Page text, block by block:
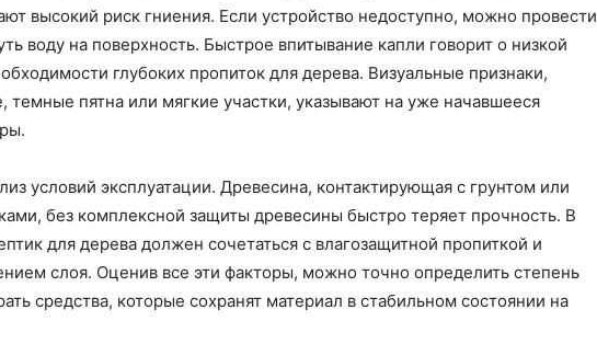
высокий риск гниения. Если устройство недоступно, можно провести
воду на поверхность. Быстрое впитывание капли говорит о низкой
глубоких пропиток для дерева. Визуальные признаки,
темные пятна или мягкие участки, указывают на уже начавшееся
условий эксплуатации. Древесина, контактирующая с грунтом или
без комплексной защиты древесины быстро теряет прочность. В
для дерева должен сочетаться с влагозащитной пропиткой и
слоя. Оценив все эти факторы, можно точно определить степень
средства, которые сохранят материал в стабильном состоянии на